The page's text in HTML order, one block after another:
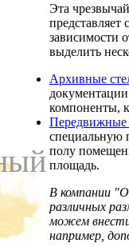
Эта
зависимости
выделить
Архивные
компоненты,
Передвижные
специальную
полу
площадь.
В компании
различных
можем внести
например,